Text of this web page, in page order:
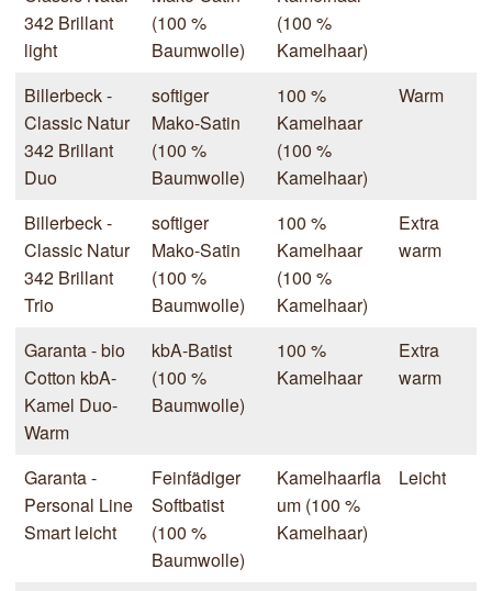
342 Brillant
light
(100 %
Baumwolle)
(100 %
Kamelhaar)
Billerbeck -
Classic Natur
342 Brillant
Duo
softiger
Mako-Satin
(100 %
Baumwolle)
100 %
Kamelhaar
(100 %
Kamelhaar)
Warm
Billerbeck -
Classic Natur
342 Brillant
Trio
softiger
Mako-Satin
(100 %
Baumwolle)
100 %
Kamelhaar
(100 %
Kamelhaar)
Extra
warm
Garanta - bio
Cotton kbA-
Kamel Duo-
Warm
kbA-Batist
(100 %
Baumwolle)
100 %
Kamelhaar
Extra
warm
Garanta -
Personal Line
Smart leicht
Feinfädiger
Softbatist
(100 %
Baumwolle)
Kamelhaarfla
um (100 %
Kamelhaar)
Leicht